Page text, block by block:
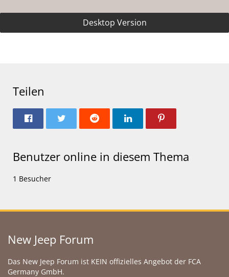
Desktop Version
Teilen
Benutzer online in diesem Thema
1 Besucher
New Jeep Forum
Das New Jeep Forum ist KEIN offizielles Angebot der FCA
Germany GmbH.